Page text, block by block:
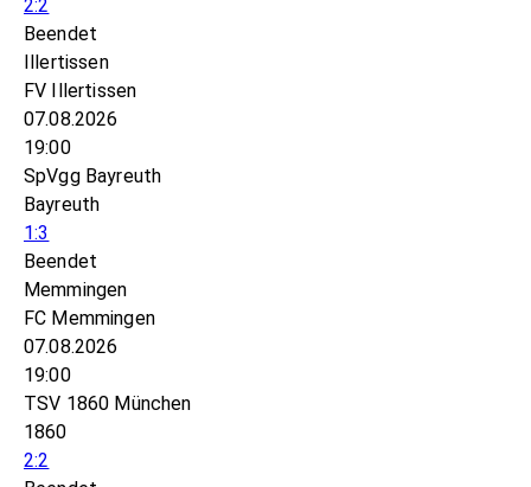
2:2
Beendet
Illertissen
FV Illertissen
07.08.2026
19:00
SpVgg Bayreuth
Bayreuth
1:3
Beendet
Memmingen
FC Memmingen
07.08.2026
19:00
TSV 1860 München
1860
2:2